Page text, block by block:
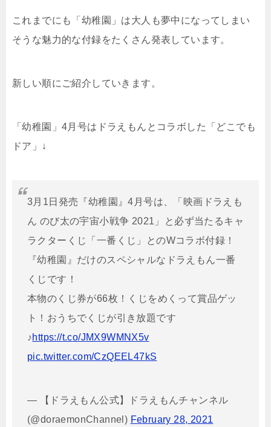
これまでにも「幼稚園」は大人も夢中になってしまい
そうな魅力的な付録をたくさん発表しています。
新しい順にご紹介していきます。
「幼稚園」4月号はドラえもんとコラボした「どこでも
ドア」↓
3月1日発売『幼稚園』4月号は、「映画ドラえも
ん のび太の宇宙小戦争 2021」と必ず当たるキャ
ラクターくじ「一番くじ」とのWコラボ付録！
『幼稚園』だけのスペシャルなドラえもん一番
くじです！
本物のくじ券が66枚！くじをめくって賞品ゲッ
ト！おうちでくじが引き放題です
♪https://t.co/JMX9WMNX5v
pic.twitter.com/CzQEEL47kS
— 【ドラえもん公式】ドラえもんチャンネル
(@doraemonChannel) February 28, 2021